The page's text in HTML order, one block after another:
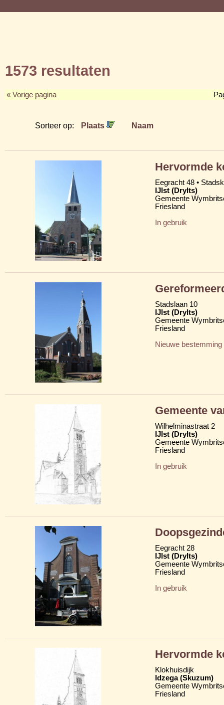
1573 resultaten
« Vorige pagina
Sorteer op: Plaats Naam
Hervormde
Eegracht 48 •
IJlst (Drylts)
Gemeente
Friesland
In gebruik
Stadslaan 10
IJlst (Drylts)
Gemeente
Friesland
Nieuwe bestemming
Gemeente
Wilhelminastraat 2
IJlst (Drylts)
Gemeente
Friesland
In gebruik
Eegracht 28
IJlst (Drylts)
Gemeente
Friesland
In gebruik
Hervormde
Klokhuisdijk
Idzega (Skuzum)
Gemeente
Friesland